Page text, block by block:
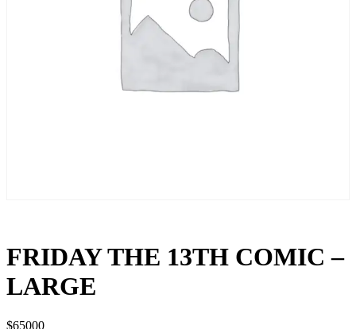
FRIDAY THE 13TH COMIC –
LARGE
$65000